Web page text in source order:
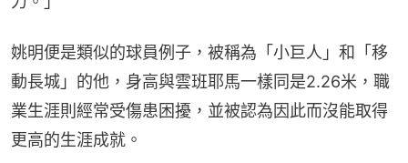
姚明便是類似的球員例子，被稱為「小巨人」和「移
動長城」的他，身高與雲班耶馬一樣同是2.26米，職
業生涯則經常受傷患困擾，並被認為因此而沒能取得
更高的生涯成就。